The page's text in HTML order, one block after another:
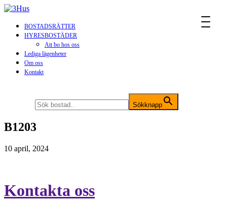
BOSTADSRÄTTER
HYRESBOSTÄDER
Att bo hos oss
Lediga lägenheter
Om oss
Kontakt
Sökknapp
B1203
10 april, 2024
Kontakta oss